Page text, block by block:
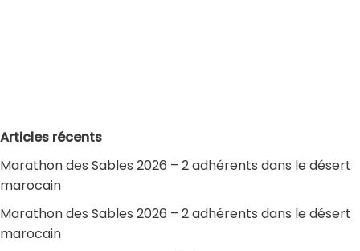
Articles récents
Marathon des Sables 2026 – 2 adhérents dans le désert
marocain
Marathon des Sables 2026 – 2 adhérents dans le désert
marocain